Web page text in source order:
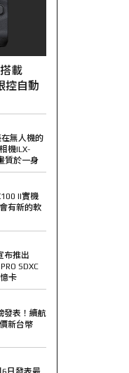
載
控自動
無人機的
機ILX-
質於一身
II實機
有新的軟
布推出
SDXC
卡
發表！續航
新台幣